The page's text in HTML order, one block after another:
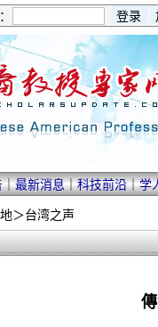
｜最新消息｜科技前沿｜学
＞台湾之声